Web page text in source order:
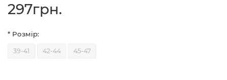
297грн.
* Розмір:
39-41 42-44 45-47